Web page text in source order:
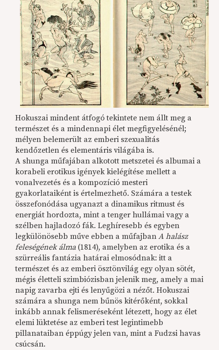
Hokuszai mindent átfogó tekintete nem állt meg a
természet és a mindennapi élet megfigyelésénél;
mélyen belemerült az emberi szexualitás
kendőzetlen és elementáris világába is.
A shunga műfajában alkotott metszetei és albumai a
korabeli erotikus igények kielégítése mellett a
vonalvezetés és a kompozíció mesteri
gyakorlataiként is értelmezhető. Számára a testek
összefonódása ugyanazt a dinamikus ritmust és
energiát hordozta, mint a tenger hullámai vagy a
szélben hajladozó fák. Leghíresebb és egyben
legkülönösebb műve ebben a műfajbanA halász
feleségének álma (1814), amelyben az erotika és a
szürreális fantázia határai elmosódnak: itt a
természet és az emberi ösztönvilág egy olyan sötét,
mégis életteli szimbiózisban jelenik meg, amely a mai
napig zavarba ejti és lenyűgözi a nézőt. Hokuszai
számára a shunga nem bűnös kitérőként, sokkal
inkább annak felismeréseként létezett, hogy az élet
elemi lüktetése az emberi test legintimebb
pillanataiban éppúgy jelen van, mint a Fudzsi havas
csúcsán.